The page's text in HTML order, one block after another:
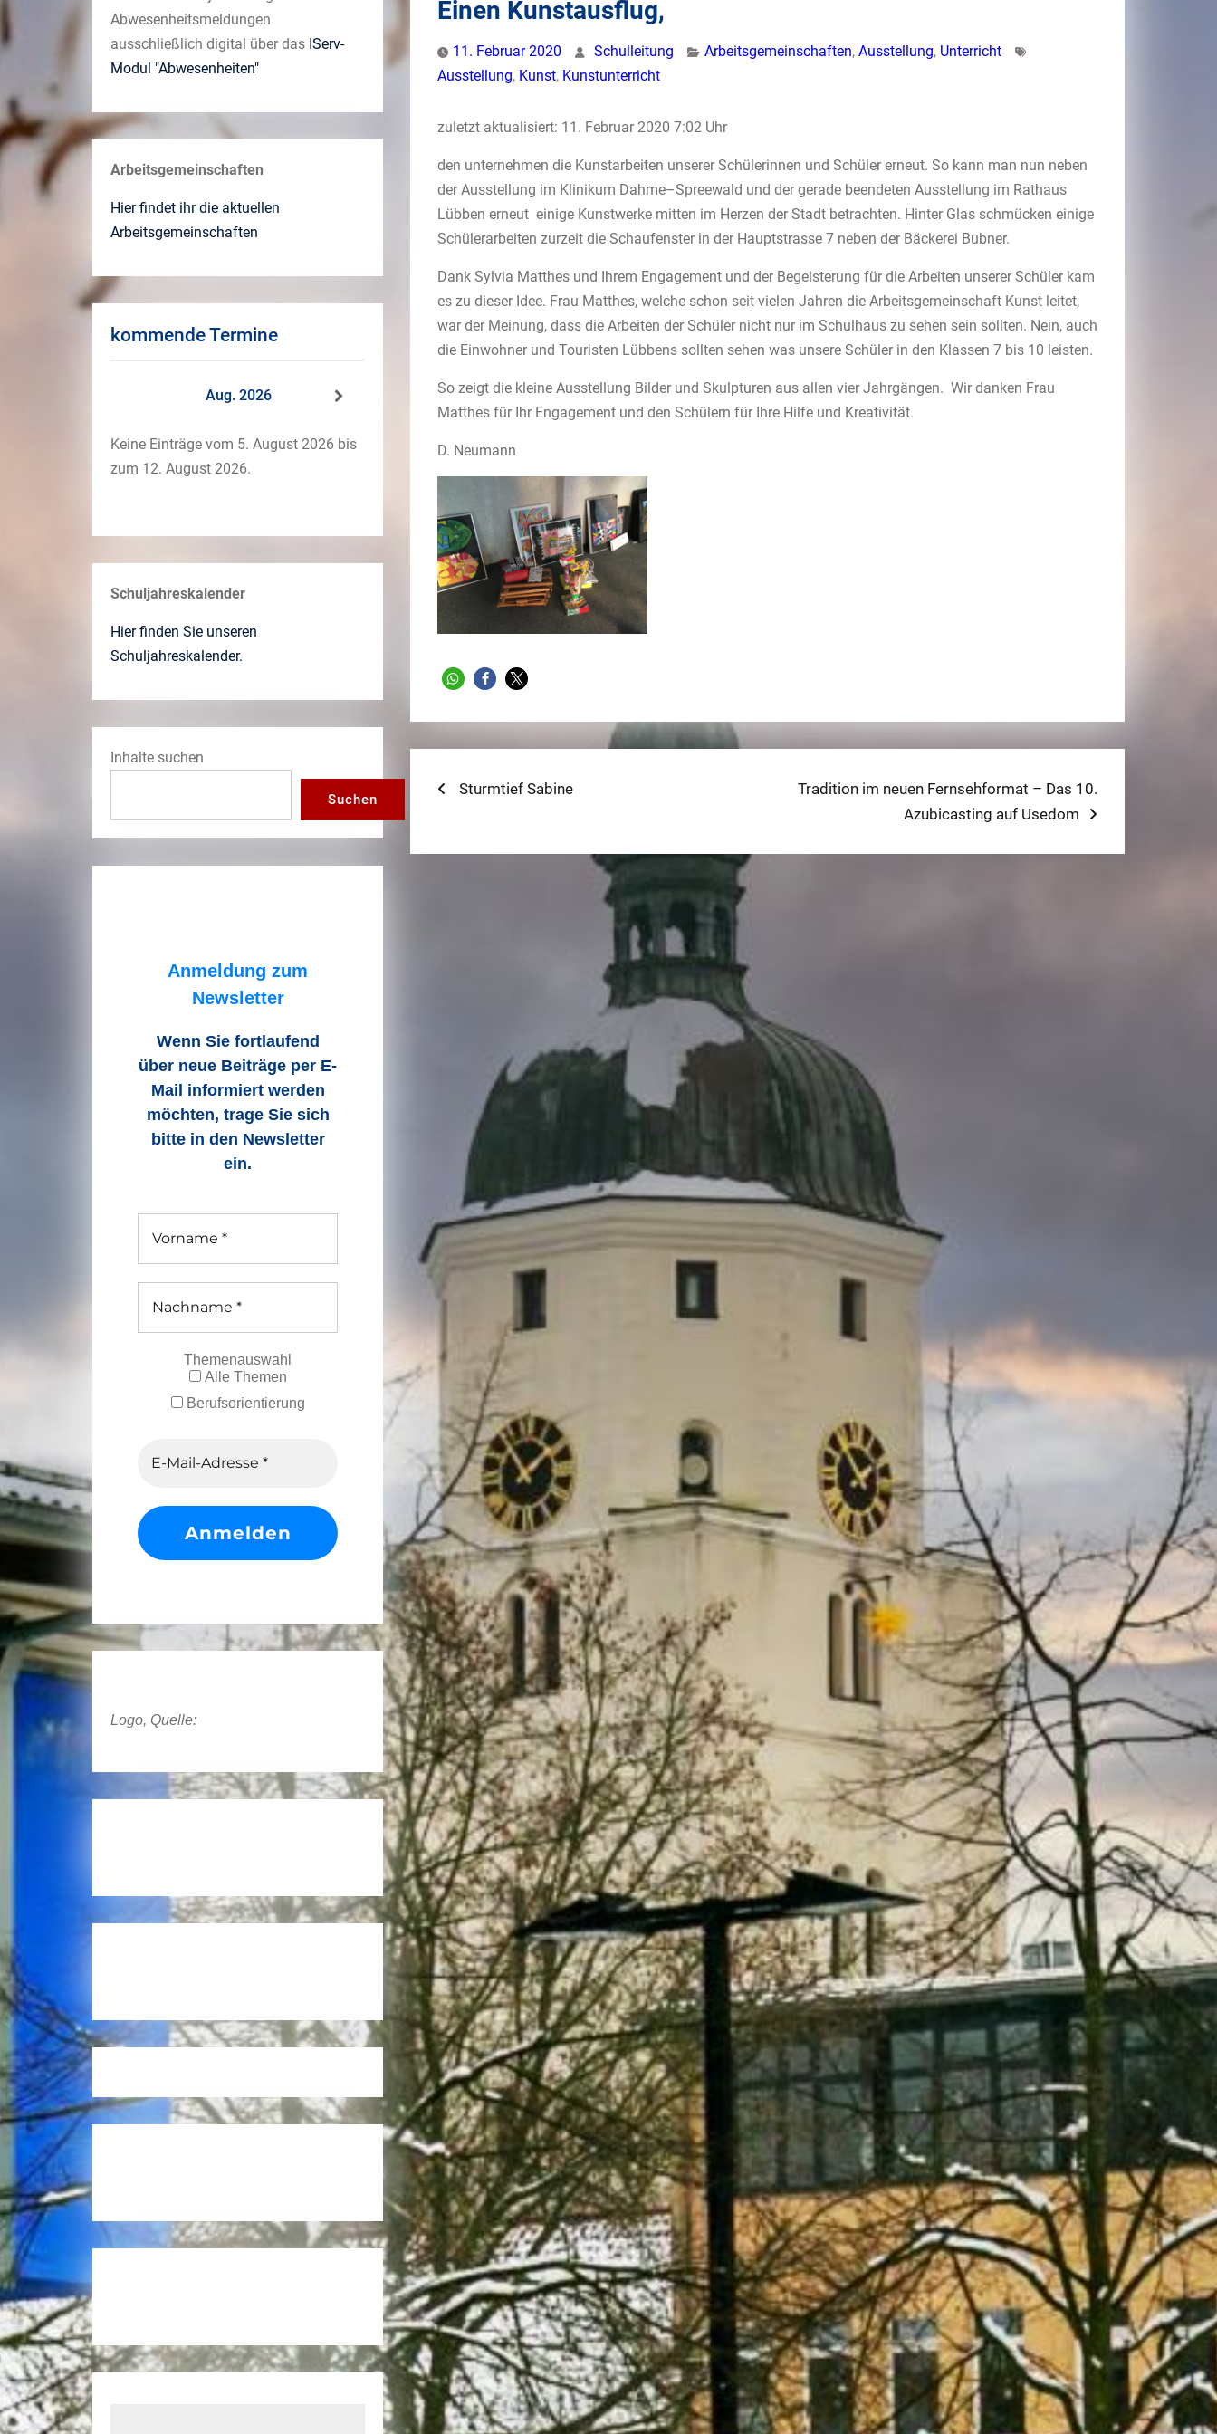
Einen Kunstausflug,
11. Februar 2020 Schulleitung Arbeitsgemeinschaften, Ausstellung, Unterricht
Ausstellung, Kunst, Kunstunterricht
zuletzt aktualisiert: 11. Februar 2020 7:02 Uhr
den unternehmen die Kunstarbeiten unserer Schülerinnen und Schüler erneut. So kann man nun neben
der Ausstellung im Klinikum Dahme–Spreewald und der gerade beendeten Ausstellung im Rathaus
Lübben erneut einige Kunstwerke mitten im Herzen der Stadt betrachten. Hinter Glas schmücken einige
Schülerarbeiten zurzeit die Schaufenster in der Hauptstrasse 7 neben der Bäckerei Bubner.
Dank Sylvia Matthes und Ihrem Engagement und der Begeisterung für die Arbeiten unserer Schüler kam
es zu dieser Idee. Frau Matthes, welche schon seit vielen Jahren die Arbeitsgemeinschaft Kunst leitet,
war der Meinung, dass die Arbeiten der Schüler nicht nur im Schulhaus zu sehen sein sollten. Nein, auch
die Einwohner und Touristen Lübbens sollten sehen was unsere Schüler in den Klassen 7 bis 10 leisten.
So zeigt die kleine Ausstellung Bilder und Skulpturen aus allen vier Jahrgängen. Wir danken Frau
Matthes für Ihr Engagement und den Schülern für Ihre Hilfe und Kreativität.
D. Neumann
Beitragsnavigation
Previous
Sturmtief Sabine
Next
Tradition im neuen Fernsehformat – Das 10.
Azubicasting auf Usedom
Abwesenheitsmeldungen
ausschließlich digital über das IServ-
Modul "Abwesenheiten"
Arbeitsgemeinschaften
Hier findet ihr die aktuellen
Arbeitsgemeinschaften
kommende Termine
Aug. 2026
Keine Einträge vom 5. August 2026 bis
zum 12. August 2026.
Schuljahreskalender
Hier finden Sie unseren
Schuljahreskalender.
Inhalte suchen
Suchen
Anmeldung zum
Newsletter
Wenn Sie fortlaufend
über neue Beiträge per E-
Mail informiert werden
möchten, trage Sie sich
bitte in den Newsletter
ein.
Themenauswahl
Alle Themen
Berufsorientierung
Logo, Quelle: